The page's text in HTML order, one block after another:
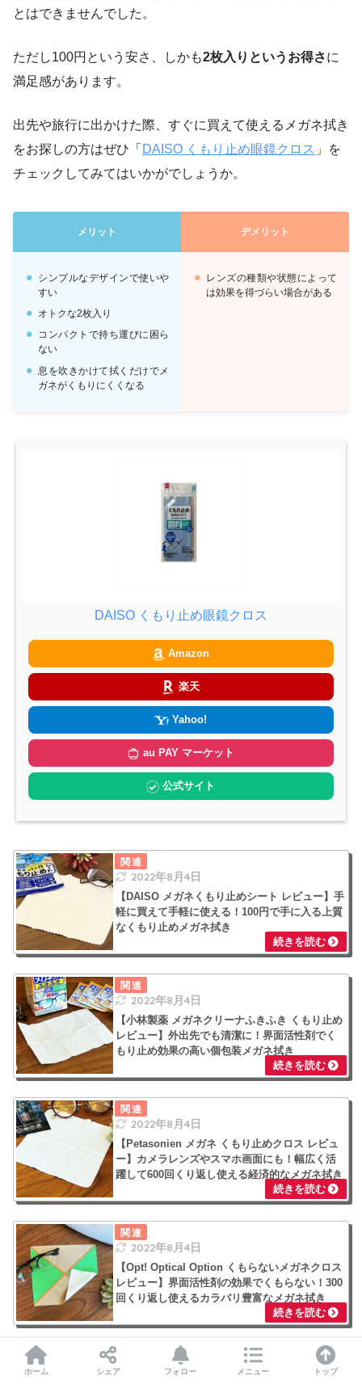
とはできませんでした。
ただし100円という安さ、しかも2枚入りというお得さに
満足感があります。
出先や旅行に出かけた際、すぐに買えて使えるメガネ拭き
をお探しの方はぜひ「 DAISO くもり止め眼鏡クロス 」を
チェックしてみてはいかがでしょうか。
メリット デメリット
シンプルなデザインで使いや
すい
オトクな2枚入り
コンパクトで持ち運びに困ら
ない
息を吹きかけて拭くだけでメ
ガネがくもりにくくなる
レンズの種類や状態によって
は効果を得づらい場合がある
DAISO くもり止め眼鏡クロス
Amazon
楽天
Yahoo!
au PAY マーケット
公式サイト
2022年8月4日
【DAISO メガネくもり止めシート レビュー】手
軽に買えて手軽に使える！100円で手に入る上質
なくもり止めメガネ拭き
2022年8月4日
【小林製薬 メガネクリーナふきふき くもり止め
レビュー】外出先でも清潔に！界面活性剤でく
もり止め効果の高い個包装メガネ拭き
2022年8月4日
【Petasonien メガネ くもり止めクロス レビュ
ー】カメラレンズやスマホ画面にも！幅広く活
躍して600回くり返し使える経済的なメガネ拭き
2022年8月4日
【Opt! Optical Option くもらないメガネクロス
レビュー】界面活性剤の効果でくもらない！300
回くり返し使えるカラバリ豊富なメガネ拭き
2022年8月4日
ホーム シェア フォロー メニュー トップ